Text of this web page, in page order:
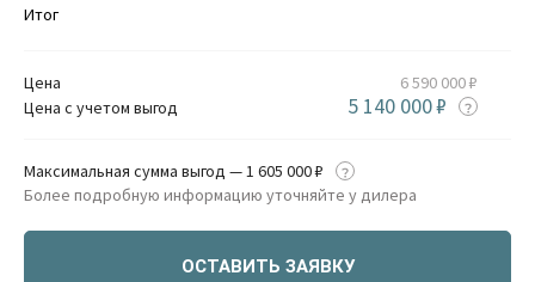
Итог
Цена
6 590 000 ₽
Цена с учетом выгод
5 140 000 ₽
Максимальная сумма выгод — 1 605 000 ₽
Более подробную информацию уточняйте у дилера
ОСТАВИТЬ ЗАЯВКУ